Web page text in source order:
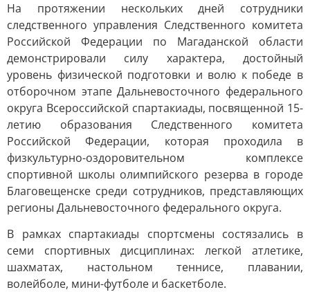
На протяжении нескольких дней сотрудники
следственного управления Следственного комитета
Российской Федерации по Магаданской области
демонстрировали силу характера, достойный
уровень физической подготовки и волю к победе в
отборочном этапе Дальневосточного федерального
округа Всероссийской спартакиады, посвященной 15-
летию образования Следственного комитета
Российской Федерации, которая проходила в
физкультурно-оздоровительном комплексе
спортивной школы олимпийского резерва в городе
Благовещенске среди сотрудников, представляющих
регионы Дальневосточного федерального округа.
В рамках спартакиады спортсмены состязались в
семи спортивных дисциплинах: легкой атлетике,
шахматах, настольном теннисе, плавании,
волейболе, мини-футболе и баскетболе.